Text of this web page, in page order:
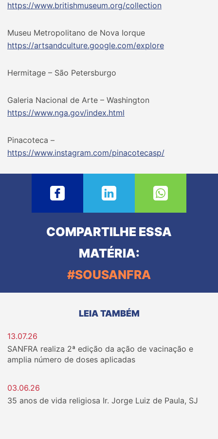
https://www.britishmuseum.org/collection
Museu Metropolitano de Nova Iorque
https://artsandculture.google.com/explore
Hermitage – São Petersburgo
Galeria Nacional de Arte – Washington
https://www.nga.gov/index.html
Pinacoteca –
https://www.instagram.com/pinacotecasp/
COMPARTILHE ESSA
MATÉRIA:
#SOUSANFRA
LEIA TAMBÉM
13.07.26
SANFRA realiza 2ª edição da ação de vacinação e
amplia número de doses aplicadas
03.06.26
35 anos de vida religiosa Ir. Jorge Luiz de Paula, SJ